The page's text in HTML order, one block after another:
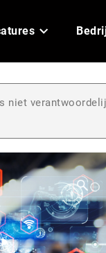
niet